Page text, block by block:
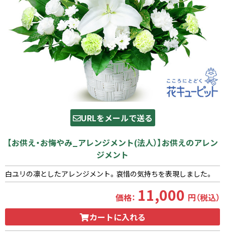
URLをメールで送る
【お供え・お悔やみ_アレンジメント(法人）】お供えのアレン
ジメント
白ユリの凛としたアレンジメント。哀惜の気持ちを表現しました。
価格： 11,000 円（税込）
カートに入れる